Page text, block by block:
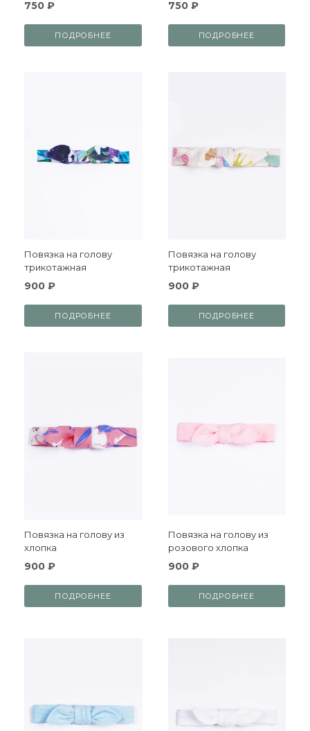
750 ₽
ПОДРОБНЕЕ
750 ₽
ПОДРОБНЕЕ
Повязка на голову
трикотажная
900 ₽
ПОДРОБНЕЕ
Повязка на голову
трикотажная
900 ₽
ПОДРОБНЕЕ
Повязка на голову из
хлопка
900 ₽
ПОДРОБНЕЕ
Повязка на голову из
розового хлопка
900 ₽
ПОДРОБНЕЕ